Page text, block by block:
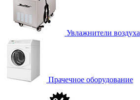
Увлажнители воздуха
Прачечное оборудование